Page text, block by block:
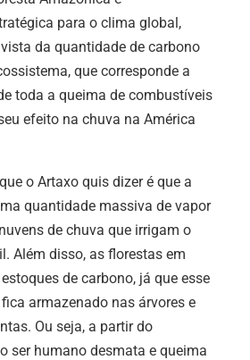
para o clima global,
da quantidade de carbono
que corresponde a
toda a queima de combustíveis
efeito na chuva na América
o Artaxo quis dizer é que a
quantidade massiva de vapor
de chuva que irrigam o
Além disso, as florestas em
de carbono, já que esse
armazenado nas árvores e
Ou seja, a partir do
ser humano desmata e queima